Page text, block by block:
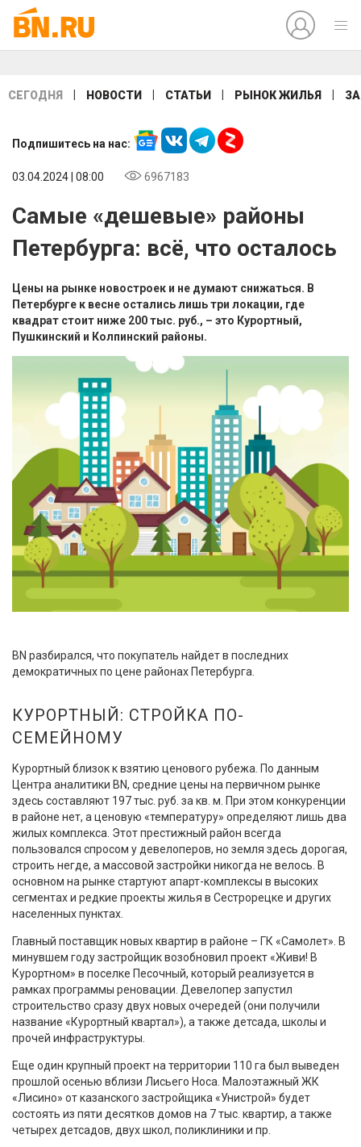
СЕГОДНЯ НОВОСТИ СТАТЬИ РЫНОК ЖИЛЬЯ
Подпишитесь на нас:
03.04.2024 | 08:00 6967183
Самые «дешевые» районы
Петербурга: всё, что осталось
Цены на рынке новостроек и не думают снижаться. В
Петербурге к весне остались лишь три локации, где
квадрат стоит ниже 200 тыс. руб., – это Курортный,
Пушкинский и Колпинский районы.
BN разбирался, что покупатель найдет в последних
демократичных по цене районах Петербурга.
КУРОРТНЫЙ: СТРОЙКА ПО-
СЕМЕЙНОМУ
Курортный близок к взятию ценового рубежа. По данным
Центра аналитики BN, средние цены на первичном рынке
здесь составляют 197 тыс. руб. за кв. м. При этом конкуренции
в районе нет, а ценовую «температуру» определяют лишь два
жилых комплекса. Этот престижный район всегда
пользовался спросом у девелоперов, но земля здесь дорогая,
строить негде, а массовой застройки никогда не велось. В
основном на рынке стартуют апарт-комплексы в высоких
сегментах и редкие проекты жилья в Сестрорецке и других
населенных пунктах.
Главный поставщик новых квартир в районе – ГК «Самолет». В
минувшем году застройщик возобновил проект «Живи! В
Курортном» в поселке Песочный, который реализуется в
рамках программы реновации. Девелопер запустил
строительство сразу двух новых очередей (они получили
название «Курортный квартал»), а также детсада, школы и
прочей инфраструктуры.
Еще один крупный проект на территории 110 га был выведен
прошлой осенью вблизи Лисьего Носа. Малоэтажный ЖК
«Лисино» от казанского застройщика «Унистрой» будет
состоять из пяти десятков домов на 7 тыс. квартир, а также
четырех детсадов, двух школ, поликлиники и пр.